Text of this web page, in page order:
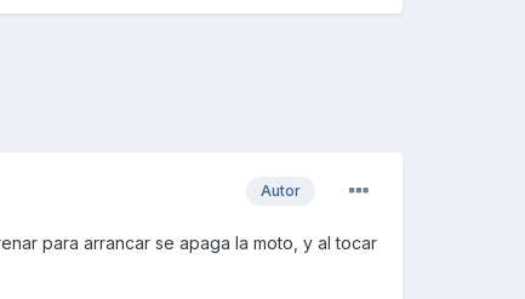
Autor
para arrancar se apaga la moto, y al tocar